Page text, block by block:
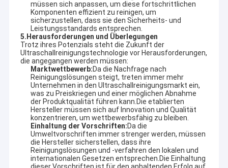
Haus
Produkte
VR-Show
Über uns
Fabrik-Ausflug
Qualitätskontrolle
Kontaktiere uns
müssen sich anpassen, um diese fortschrittlichen
Komponenten effizient zu reinigen, um
sicherzustellen, dass sie den Sicherheits- und
Leistungsstandards entsprechen.
5. Herausforderungen und Überlegungen
Trotz ihres Potenzials steht die Zukunft der
Ultraschallreinigungstechnologie vor Herausforderungen,
die angegangen werden müssen:
Marktwettbewerb:Da die Nachfrage nach
Reinigungslösungen steigt, treten immer mehr
Unternehmen in den Ultraschallreinigungsmarkt ein,
was zu Preiskriegen und einer möglichen Abnahme
der Produktqualität führen kann.Die etablierten
Hersteller müssen sich auf Innovation und Qualität
konzentrieren, um wettbewerbsfähig zu bleiben.
Einhaltung der Vorschriften:Da die
Umweltvorschriften immer strenger werden, müssen
die Hersteller sicherstellen, dass ihre
Reinigungslösungen und -verfahren den lokalen und
internationalen Gesetzen entsprechen.Die Einhaltung
Guangdong Blue Whale Ultraschallreinigungsgeräte Co.,
Ltd.ist ein professioneller Hersteller mit 20 Jahren Erfahrung in
der Ultraschallreinigungstechnologie.Wir sind spezialisiert auf
die Entwicklung und Herstellung einer vollständigen Palette von
Standard Ultraschallreinigungsmaschinen, sowie
maßgeschneiderte, nicht-standardmäßige Reinigungssysteme,
die auf die individuellen Anforderungen der Industrie
zugeschnitten sind.
Dank des Vertrauens und der langfristigen Unterstützung
unserer Kunden arbeiten wir weiter an Innovationen und wollen
mehr als nur Geräte anbieten. Wir bieten komplette
Reinigungslösungen, die unseren Partnern zum Erfolg verhelfen.
Für Vertriebspartner
Wir bieten hochwertige Geräte und umfassende
Reinigungslösungen für 12 große Ultraschallreinigungsreihen